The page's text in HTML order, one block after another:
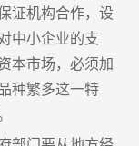
证机构合作，设
中小企业的支
本市场，必须加
种繁多这一特